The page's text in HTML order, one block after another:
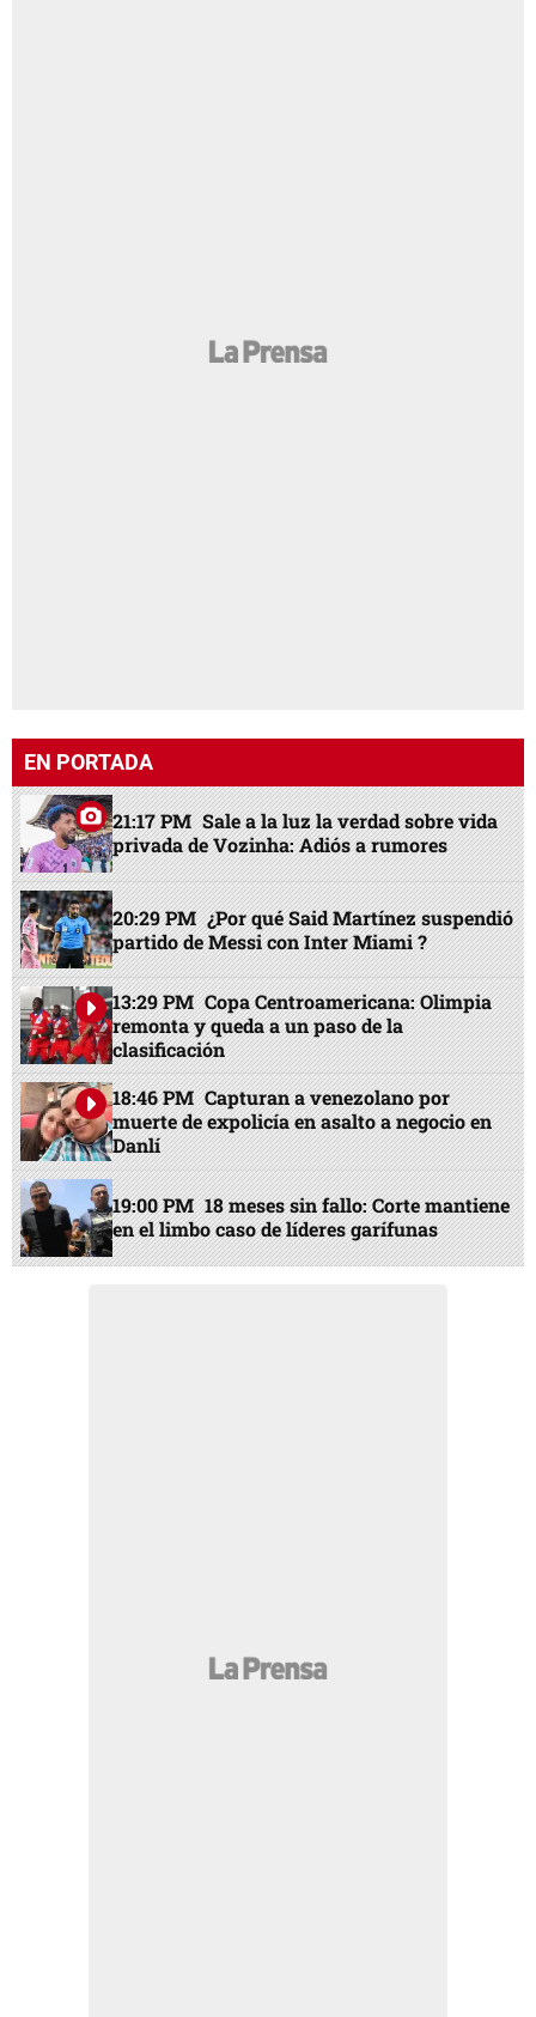
EN PORTADA
21:17 PM Sale a la luz la verdad sobre vida
privada de Vozinha: Adiós a rumores
20:29 PM ¿Por qué Said Martínez suspendió
partido de Messi con Inter Miami ?
13:29 PM Copa Centroamericana: Olimpia
remonta y queda a un paso de la
clasificación
18:46 PM Capturan a venezolano por
muerte de expolicía en asalto a negocio en
Danlí
19:00 PM 18 meses sin fallo: Corte mantiene
en el limbo caso de líderes garífunas